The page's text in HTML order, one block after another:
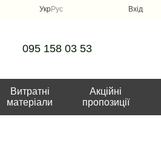
УкрРус Вхід
095 158 03 53
Витратні
матеріали
Акційні
пропозиції